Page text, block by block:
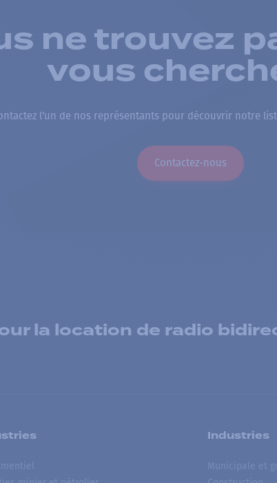
ne trouvez
vous
l’un de nos représentants pour découvrir notre
Contactez-nous
la location de radio
Industries
Municipale et